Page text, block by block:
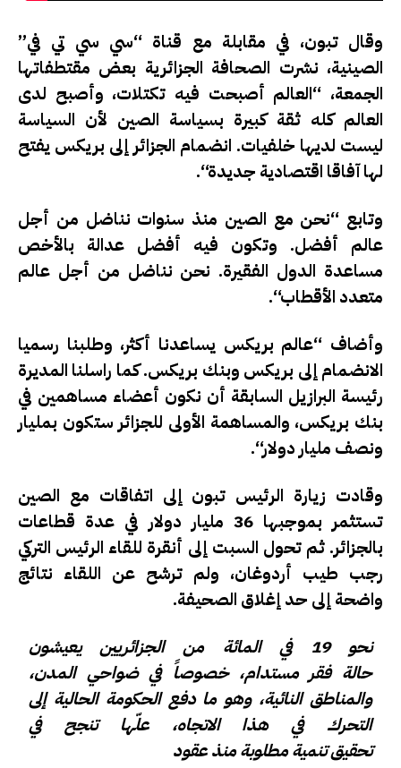
وقال تبون، في مقابلة مع قناة “سي سي تي في”
الصينية، نشرت الصحافة الجزائرية بعض مقتطفاتها
الجمعة، “العالم أصبحت فيه تكتلات، وأصبح لدى
العالم كله ثقة كبيرة بسياسة الصين لأن السياسة
ليست لديها خلفيات. انضمام الجزائر إلى بريكس يفتح
لها آفاقا اقتصادية جديدة“.
وتابع “نحن مع الصين منذ سنوات نناضل من أجل
عالم أفضل. وتكون فيه أفضل عدالة بالأخص
مساعدة الدول الفقيرة. نحن نناضل من أجل عالم
متعدد الأقطاب“.
وأضاف “عالم بريكس يساعدنا أكثر، وطلبنا رسميا
الانضمام إلى بريكس وبنك بريكس. كما راسلنا المديرة
رئيسة البرازيل السابقة أن نكون أعضاء مساهمين في
بنك بريكس، والمساهمة الأولى للجزائر ستكون بمليار
ونصف مليار دولار“.
وقادت زيارة الرئيس تبون إلى اتفاقات مع الصين
تستثمر بموجبها 36 مليار دولار في عدة قطاعات
بالجزائر. ثم تحول السبت إلى أنقرة للقاء الرئيس التركي
رجب طيب أردوغان، ولم ترشح عن اللقاء نتائج
واضحة إلى حد إغلاق الصحيفة.
نحو 19 في المائة من الجزائريين يعيشون
حالة فقر مستدام، خصوصاً في ضواحي المدن،
والمناطق النائية، وهو ما دفع الحكومة الحالية إلى
التحرك في هذا الاتجاه، علّها تنجح في
تحقيق تنمية مطلوبة منذ عقود